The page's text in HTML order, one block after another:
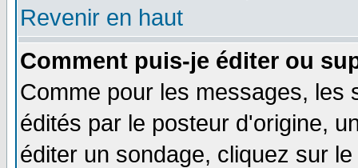
Revenir en haut
Comment puis-je éditer ou
Comme pour les messages, les
édités par le posteur d'origine,
éditer un sondage, cliquez sur